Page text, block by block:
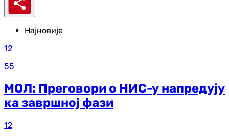
Најновије
12
55
МОЛ: Преговори о НИС-у напредују
ка завршној фази
12